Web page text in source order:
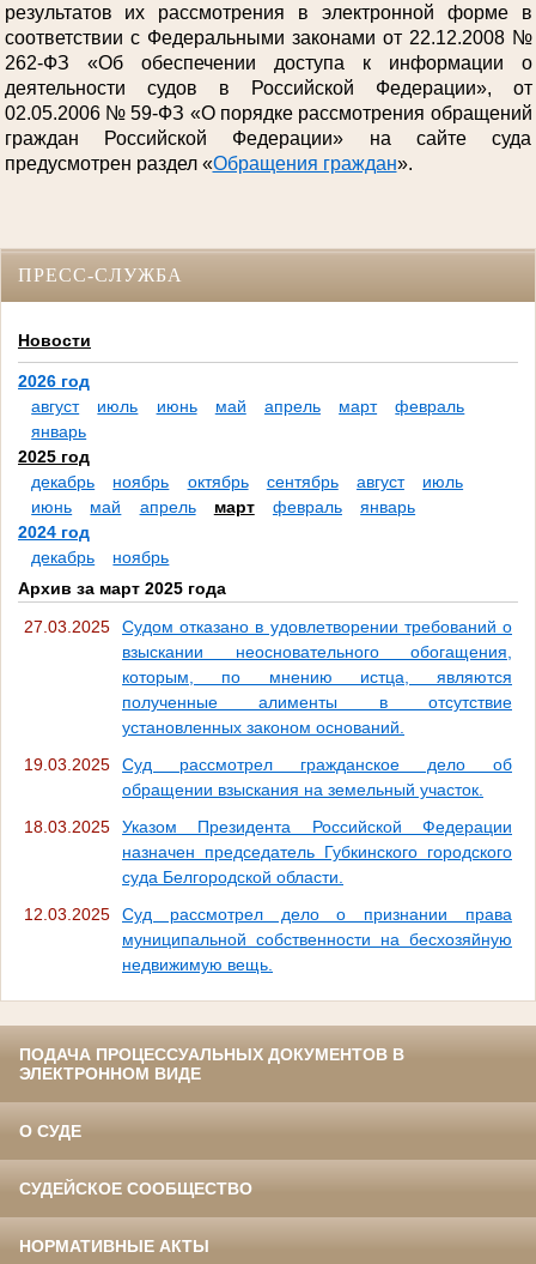
результатов их рассмотрения в электронной форме в
соответствии с Федеральными законами от 22.12.2008 №
262-ФЗ «Об обеспечении доступа к информации о
деятельности судов в Российской Федерации», от
02.05.2006 № 59-ФЗ «О порядке рассмотрения обращений
граждан Российской Федерации» на сайте суда
предусмотрен раздел «Обращения граждан».
ПРЕСС-СЛУЖБА
Новости
2026 год
август
июль июнь май апрель март
февраль
январь
2025 год
декабрь
ноябрь октябрь сентябрь август
июль
июнь
май апрель март февраль
январь
2024 год
декабрь
ноябрь
Архив за март 2025 года
27.03.2025
Судом отказано в удовлетворении требований о
взыскании неосновательного обогащения,
которым, по мнению истца, являются
полученные алименты в отсутствие
установленных законом оснований.
19.03.2025
Суд рассмотрел гражданское дело об
обращении взыскания на земельный участок.
18.03.2025
Указом Президента Российской Федерации
назначен председатель Губкинского городского
суда Белгородской области.
12.03.2025
Суд рассмотрел дело о признании права
муниципальной собственности на бесхозяйную
недвижимую вещь.
ПОДАЧА ПРОЦЕССУАЛЬНЫХ ДОКУМЕНТОВ В
ЭЛЕКТРОННОМ ВИДЕ
О СУДЕ
СУДЕЙСКОЕ СООБЩЕСТВО
НОРМАТИВНЫЕ АКТЫ